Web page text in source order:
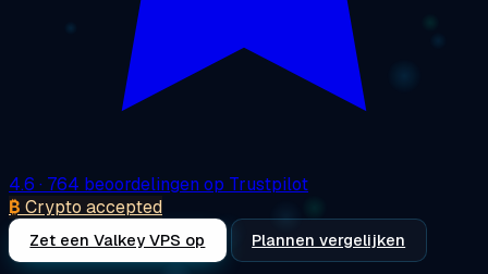
4.6 · 764 beoordelingen op Trustpilot
₿ Crypto accepted
Zet een Valkey VPS op Plannen vergelijken